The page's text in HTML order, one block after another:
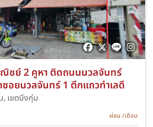
ณิชย์ 2 คูหา ติดถนนนวลจันทร์
อยนวลจันทร์ 1 ตึกแถวทำเลดี
, เขตบึงกุ่ม
ผ่อน /เดือน